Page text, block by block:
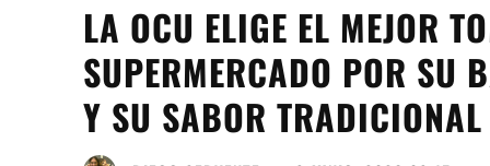
LA OCU ELIGE EL MEJOR
SUPERMERCADO POR SU
Y SU SABOR TRADICIONAL